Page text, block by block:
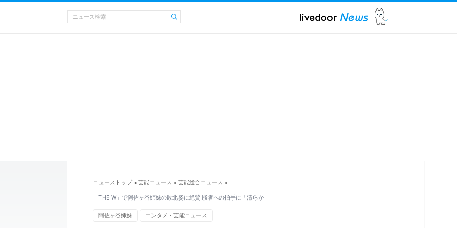
ニューストップ > 芸能ニュース > 芸能総合ニュース >
「THE W」で阿佐ヶ谷姉妹の敗北姿に絶賛 勝者への拍手に「清らか」
阿佐ヶ谷姉妹 エンタメ・芸能ニュース